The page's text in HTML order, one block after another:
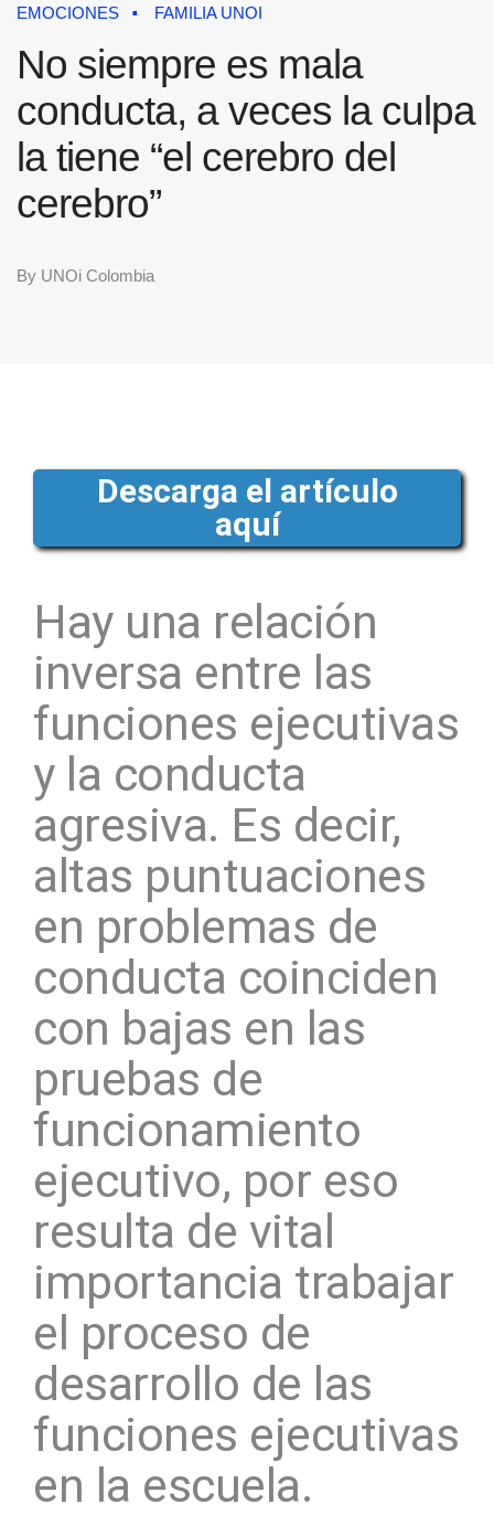
EMOCIONES FAMILIA UNOI
No siempre es mala
conducta, a veces la culpa
la tiene “el cerebro del
cerebro”
By UNOi Colombia
Descarga el artículo
aquí
Hay una relación
inversa entre las
funciones ejecutivas
y la conducta
agresiva. Es decir,
altas puntuaciones
en problemas de
conducta coinciden
con bajas en las
pruebas de
funcionamiento
ejecutivo, por eso
resulta de vital
importancia trabajar
el proceso de
desarrollo de las
funciones ejecutivas
en la escuela.